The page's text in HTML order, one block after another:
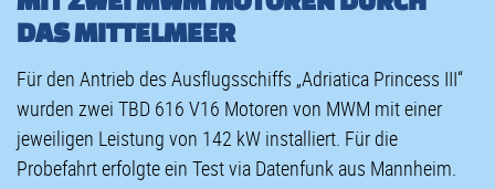
DAS MITTELMEER
Für den Antrieb des Ausflugsschiffs „Adriatica Princess III“
wurden zwei TBD 616 V16 Motoren von MWM mit einer
jeweiligen Leistung von 142 kW installiert. Für die
Probefahrt erfolgte ein Test via Datenfunk aus Mannheim.